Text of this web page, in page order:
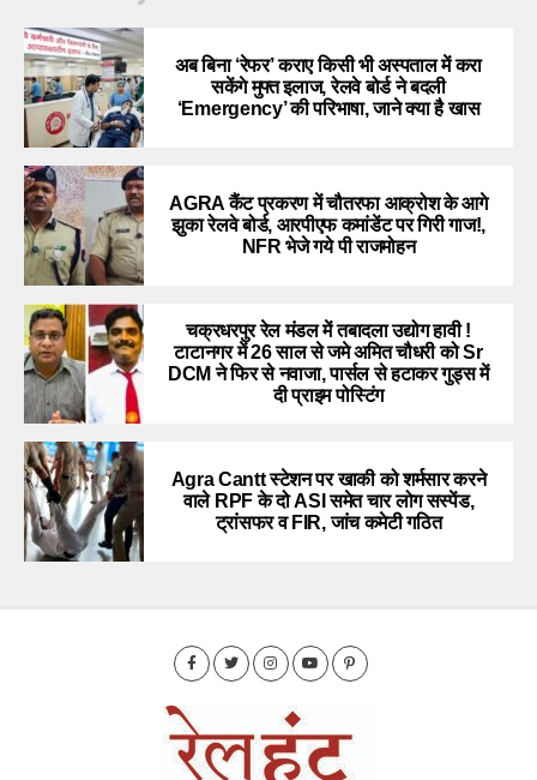
अब बिना ‘रेफर’ कराए किसी भी अस्पताल में करा
सकेंगे मुफ्त इलाज, रेलवे बोर्ड ने बदली
‘Emergency’ की परिभाषा, जाने क्या है खास
AGRA कैंट प्रकरण में चौतरफा आक्रोश के आगे
झुका रेलवे बोर्ड, आरपीएफ कमांडेंट पर गिरी गाज!,
NFR भेजे गये पी राजमोहन
चक्रधरपुर रेल मंडल में तबादला उद्योग हावी !
टाटानगर में 26 साल से जमे अमित चौधरी को Sr
DCM ने फिर से नवाजा, पार्सल से हटाकर गुड्स में
दी प्राइम पोस्टिंग
Agra Cantt स्टेशन पर खाकी को शर्मसार करने
वाले RPF के दो ASI समेत चार लोग सस्पेंड,
ट्रांसफर व FIR, जांच कमेटी गठित